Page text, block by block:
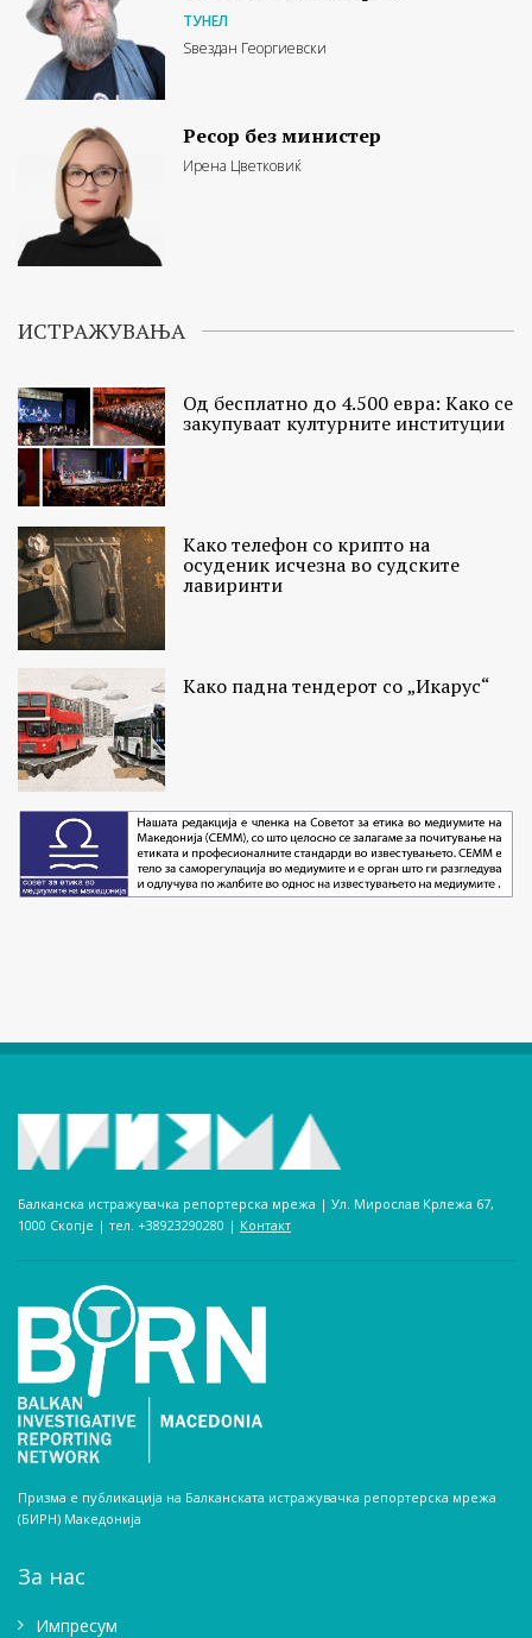
ТУНЕЛ
Ѕвездан Георгиевски
Ресор без министер
Ирена Цветковиќ
ИСТРАЖУВАЊА
Од бесплатно до 4.500 евра: Како се
закупуваат културните институции
Како телефон со крипто на
осуденик исчезна во судските
лавиринти
Како падна тендерот со „Икарус“
Балканска истражувачка репортерска мрежа | Ул. Мирослав Крлежа 67,
1000 Скопје | тел. +38923290280­ | Контакт
Призма е публикација на Балканската истражувачка репортерска мрежа
(БИРН) Македонија
За нас
Импресум